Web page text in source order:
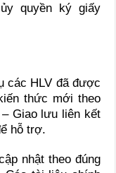
quyền ký giấy
các HLV đã được
thức mới theo
Giao lưu liên kết
hỗ trợ.
nhật theo đúng